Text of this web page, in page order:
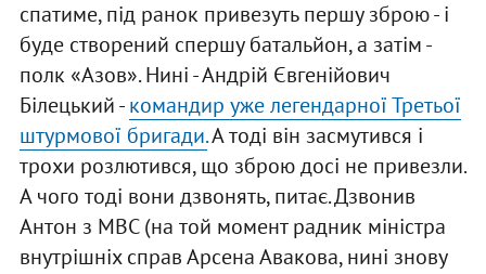
спатиме, під ранок привезуть першу зброю - і
буде створений спершу батальйон, а затім -
полк «Азов». Нині - Андрій Євгенійович
Білецький -командир уже легендарної Третьої
штурмової бригади.А тоді він засмутився і
трохи розлютився, що зброю досі не привезли.
А чого тоді вони дзвонять, питає. Дзвонив
Антон з МВС (на той момент радник міністра
внутрішніх справ Арсена Авакова, нині знову